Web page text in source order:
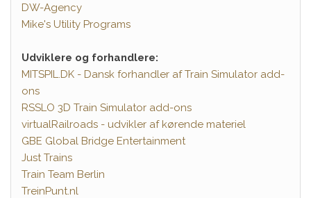
DW-Agency
Mike's Utility Programs
Udviklere og forhandlere:
MITSPIL.DK - Dansk forhandler af Train Simulator add-
ons
RSSLO 3D Train Simulator add-ons
virtualRailroads - udvikler af kørende materiel
GBE Global Bridge Entertainment
Just Trains
Train Team Berlin
TreinPunt.nl